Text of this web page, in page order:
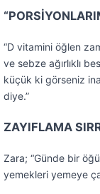
“D vitamini öğlen
ve sebze ağırlıklı
küçük ki görseniz
diye.”
ZAYIFLAMA
Zara; “Günde bir
yemekleri yemeye